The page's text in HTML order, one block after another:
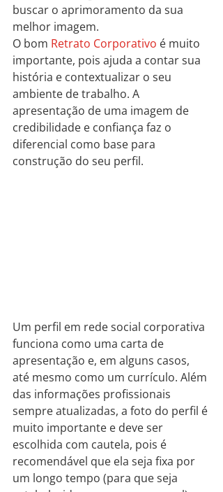
buscar o aprimoramento da sua
melhor imagem.
O bom Retrato Corporativo é muito
importante, pois ajuda a contar sua
história e contextualizar o seu
ambiente de trabalho. A
apresentação de uma imagem de
credibilidade e confiança faz o
diferencial como base para
construção do seu perfil.
Um perfil em rede social corporativa
funciona como uma carta de
apresentação e, em alguns casos,
até mesmo como um currículo. Além
das informações profissionais
sempre atualizadas, a foto do perfil é
muito importante e deve ser
escolhida com cautela, pois é
recomendável que ela seja fixa por
um longo tempo (para que seja